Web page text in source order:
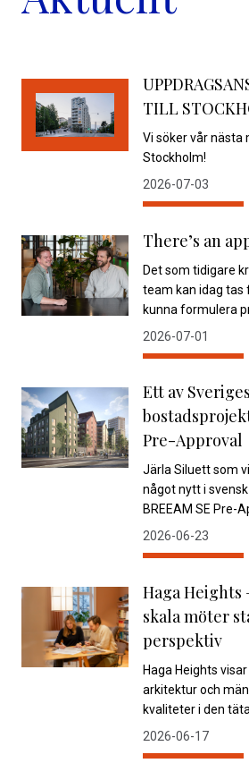
TILL
Vi söker vår nästa
Stockholm!
2026-07-03
There’s an
Det som tidigare
team kan idag
kunna formulera
2026-07-01
Ett av
Pre-Approval
Järla Siluett som
något nytt i
BREEAM SE Pre-
2026-06-23
Haga Heights
skala möter
perspektiv
Haga Heights
arkitektur och
kvaliteter i den
2026-06-17